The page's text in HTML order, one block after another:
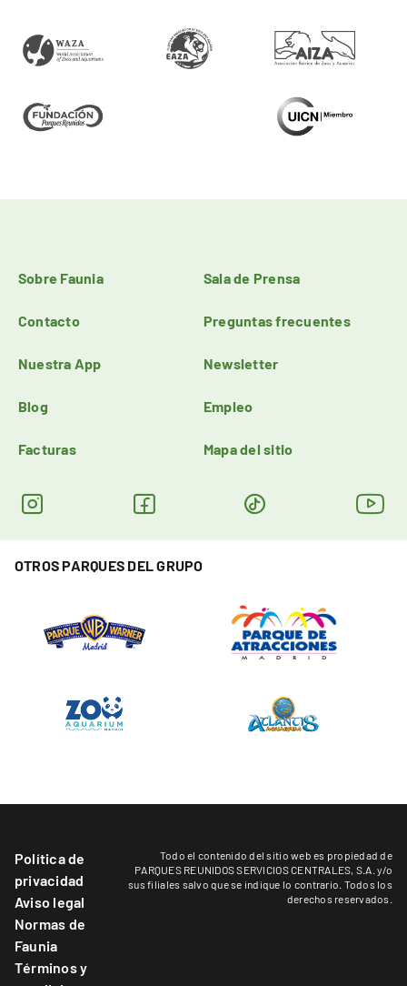
Sobre Faunia Sala de Prensa
Contacto Preguntas frecuentes
Nuestra App Newsletter
Blog Empleo
Facturas Mapa del sitio
OTROS PARQUES DEL GRUPO
Política de
privacidad
Aviso legal
Normas de
Faunia
Términos y
Todo el contenido del sitio web es propiedad de
PARQUES REUNIDOS SERVICIOS CENTRALES, S.A. y/o
sus filiales salvo que se indique lo contrario. Todos los
derechos reservados.